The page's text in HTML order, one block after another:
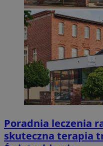
Poradnia leczenia
skuteczna terapia